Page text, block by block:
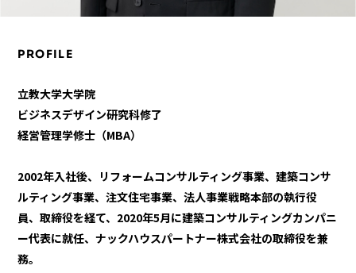
PROFILE
立教大学大学院
ビジネスデザイン研究科修了
経営管理学修士（MBA）
2002年入社後、リフォームコンサルティング事業、建築コンサ
ルティング事業、注文住宅事業、法人事業戦略本部の執行役
員、取締役を経て、2020年5月に建築コンサルティングカンパニ
ー代表に就任、ナックハウスパートナー株式会社の取締役を兼
務。